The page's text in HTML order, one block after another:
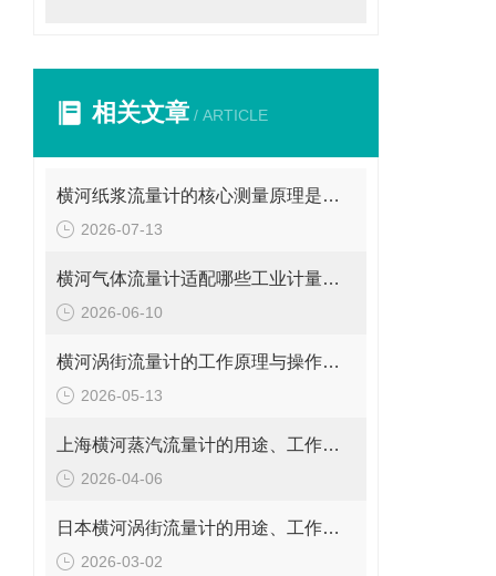
相关文章 / ARTICLE
横河纸浆流量计的核心测量原理是什么？
2026-07-13
横河气体流量计适配哪些工业计量场景？
2026-06-10
横河涡街流量计的工作原理与操作要点是什么？
2026-05-13
上海横河蒸汽流量计的用途、工作原理与使用注意事项
2026-04-06
日本横河涡街流量计的用途、工作原理与使用注意事项
2026-03-02